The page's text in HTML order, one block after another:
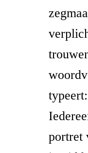
portret